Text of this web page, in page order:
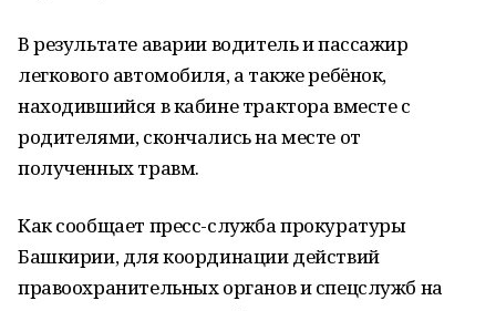
В результате аварии водитель и пассажир
легкового автомобиля, а также ребёнок,
находившийся в кабине трактора вместе с
родителями, скончались на месте от
полученных травм.
Как сообщает пресс-служба прокуратуры
Башкирии, для координации действий
правоохранительных органов и спецслужб на